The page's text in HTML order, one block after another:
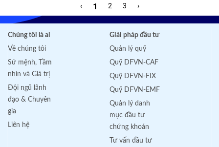
‹ 1 2 3 ›
Chúng tôi là ai
Về chúng tôi
Sứ mệnh, Tầm
nhìn và Giá trị
Đội ngũ lãnh
đạo & Chuyên
gia
Liên hệ
Giải pháp đầu tư
Quản lý quỹ
Quỹ DFVN-CAF
Quỹ DFVN-FIX
Quỹ DFVN-EMF
Quản lý danh
mục đầu tư
chứng khoán
Tư vấn đầu tư